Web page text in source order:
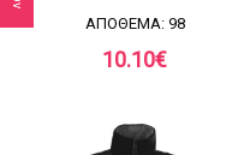
ΑΠΟΘΕΜΑ: 98
10.10€